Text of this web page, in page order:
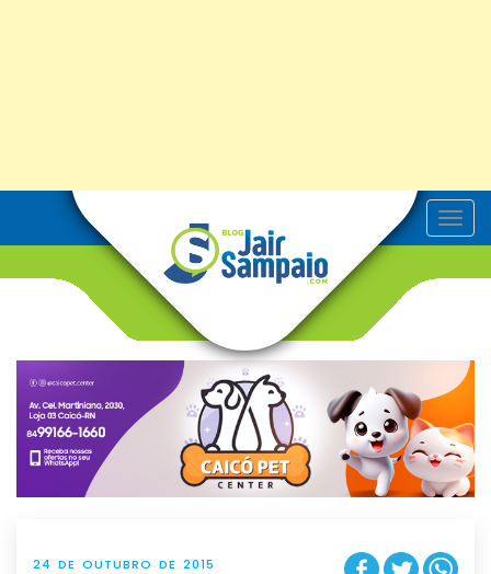
T
o
v
g
t
i
o
n
24 DE OUTUBRO DE 2015